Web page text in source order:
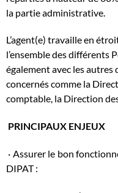
la partie administrative.
L’agent(e) travaille en
l’ensemble des différents
également avec les
concernés comme la
comptable, la Direction
PRINCIPAUX ENJEUX
· Assurer le bon
DIPAT :